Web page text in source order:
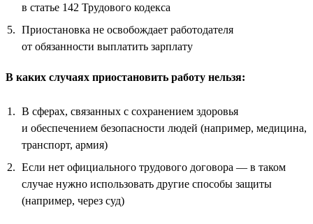
в статье 142 Трудового кодекса
Приостановка не освобождает работодателя
от обязанности выплатить зарплату
В каких случаях приостановить работу нельзя:
В сферах, связанных с сохранением здоровья
и обеспечением безопасности людей (например, медицина,
транспорт, армия)
Если нет официального трудового договора — в таком
случае нужно использовать другие способы защиты
(например, через суд)